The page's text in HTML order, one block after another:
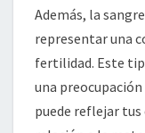
Además, la
representar una
fertilidad. Este
una
puede reflejar